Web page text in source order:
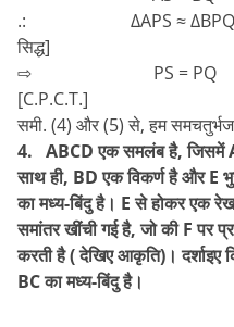
.: ∆APS ≈ ∆BPQ
सिद्ध]
⇨ PS =
[C.P.C.T.]
समी. (4) और (5) से, हम समचतुर्भज
4. ABCD एक समलंब है, जिसमें
साथ ही, BD एक विकर्ण है और E
का मध्य-बिंदु है। E से होकर एक
समांतर खींची गई है, जो की F पर
करती है ( देखिए आकृति)। दर्शाइए
BC का मध्य-बिंदु है।